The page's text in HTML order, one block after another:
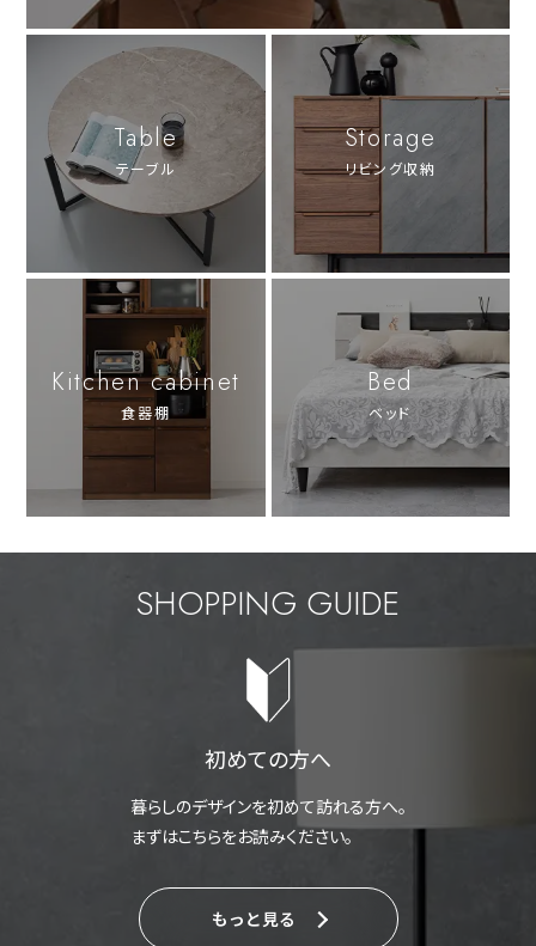
Table
テーブル
Storage
リビング収納
Kitchen cabinet
食器棚
Bed
ベッド
SHOPPING GUIDE
初めての方へ
暮らしのデザインを初めて訪れる方へ。
まずはこちらをお読みください。
もっと見る